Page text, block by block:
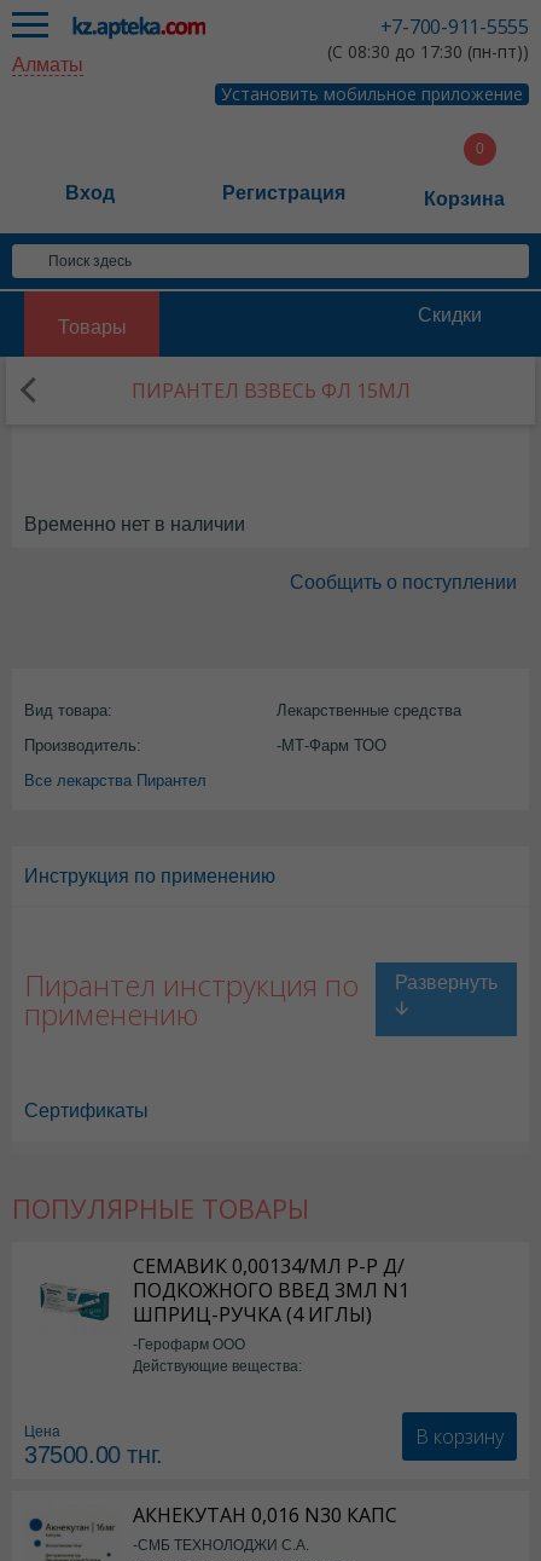
+7-700-911-5555
(С 08:30 до 17:30 (пн-пт))
Установить мобильное приложение
Алматы
Вход Регистрация Корзина
Товары
Скидки
ПИРАНТЕЛ ВЗВЕСЬ ФЛ 15МЛ
Временно нет в наличии
Сообщить о поступлении
Вид товара:
Лекарственные средства
Производитель:
-МТ-Фарм ТОО
Все лекарства Пирантел
Инструкция по применению
Пирантел инструкция по
применению
Пирантел в Астане Пирантел в Уральске
Сертификаты
ПОПУЛЯРНЫЕ ТОВАРЫ
СЕМАВИК 0,00134/МЛ Р-Р Д/
ПОДКОЖНОГО ВВЕД 3МЛ N1
ШПРИЦ-РУЧКА (4 ИГЛЫ)
-Герофарм ООО
Действующие вещества:
Цена
37500.00тнг.
В корзину
АКНЕКУТАН 0,016 N30 КАПС
-СМБ ТЕХНОЛОДЖИ С.А.